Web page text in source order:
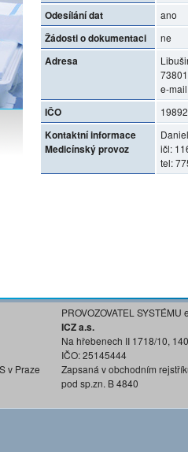
Odesílání dat ano
Žádosti o dokumentaci ne
Adresa
e-
IČO
Kontaktní informace
Medicínský provoz
ičl:
tel:
v Praze
PROVOZOVATEL SYSTÉMU
ICZ a.s.
Na hřebenech II 1718/10,
IČO: 25145444
Zapsaná v obchodním
pod sp.zn. B 4840